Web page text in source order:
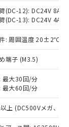
(DC-12): DC24V 8A/
(DC-13): DC24V 4A/
: 周囲温度 20±2℃、
端子 (M3.5)
最大30回/分
最大60回/分
上 (DC500Vメガ、点
業取扱
価格
ので
もある
果は、
内デー
り、閲
よび標
質）の
中の
、有
して
どや
、 カド
フェニル
の
の
お問
カドミウ
、外国
商品
輸出
、日本
引許
きを